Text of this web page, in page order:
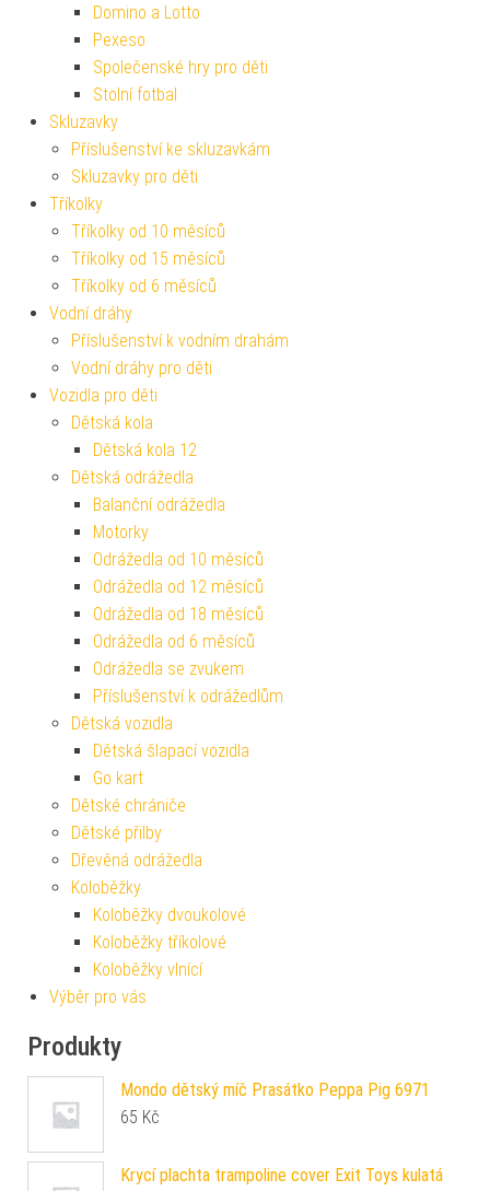
Domino a Lotto
Pexeso
Společenské hry pro děti
Stolní fotbal
Skluzavky
Příslušenství ke skluzavkám
Skluzavky pro děti
Tříkolky
Tříkolky od 10 měsíců
Tříkolky od 15 měsíců
Tříkolky od 6 měsíců
Vodní dráhy
Příslušenství k vodním drahám
Vodní dráhy pro děti
Vozidla pro děti
Dětská kola
Dětská kola 12
Dětská odrážedla
Balanční odrážedla
Motorky
Odrážedla od 10 měsíců
Odrážedla od 12 měsíců
Odrážedla od 18 měsíců
Odrážedla od 6 měsíců
Odrážedla se zvukem
Příslušenství k odrážedlům
Dětská vozidla
Dětská šlapací vozidla
Go kart
Dětské chrániče
Dětské přilby
Dřevěná odrážedla
Koloběžky
Koloběžky dvoukolové
Koloběžky tříkolové
Koloběžky vlnící
Výběr pro vás
Produkty
Mondo dětský míč Prasátko Peppa Pig 6971
65 Kč
Krycí plachta trampoline cover Exit Toys kulatá